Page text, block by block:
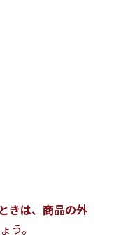
きは、商品の外
う。